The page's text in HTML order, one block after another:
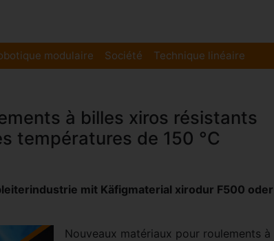
modulaire Société Technique linéaire
à billes xiros résistants
températures de 150 °C
mit Käfigmaterial xirodur F500 oder
Nouveaux matériaux pour roulements à